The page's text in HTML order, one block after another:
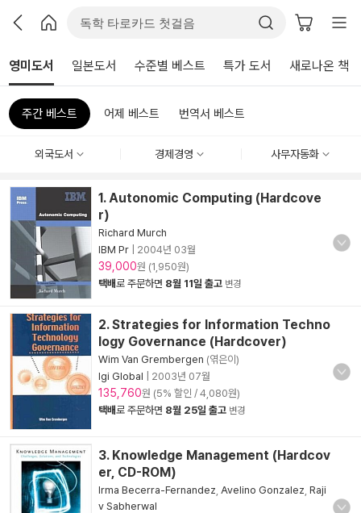
영미도서 일본도서 수준별 베스트 특가 도서 새로나온 책
주간 베스트 어제 베스트 번역서 베스트
외국도서 경제경영 사무자동화
1. Autonomic Computing (Hardcove
r)
Richard Murch
IBM Pr
2004년 03월
39,000원 (1,950원)
택배로 주문하면 8월 11일 출고 변경
2. Strategies for Information Techno
logy Governance (Hardcover)
Wim Van Grembergen (엮은이)
Igi Global
2003년 07월
135,760원 (5% 할인 / 4,080원)
택배로 주문하면 8월 25일 출고 변경
3. Knowledge Management (Hardcov
er, CD-ROM)
Irma Becerra-Fernandez Avelino Gonzalez Raji
v Sabherwal